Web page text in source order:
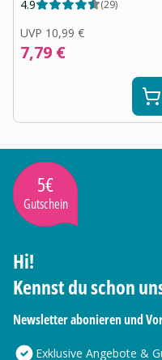
4.9 (29)
UVP 10,99 €
7,79 €
5€
Gutschein
Hi!
Kennst du schon
Newsletter abonieren und
Exklusive Angebote &